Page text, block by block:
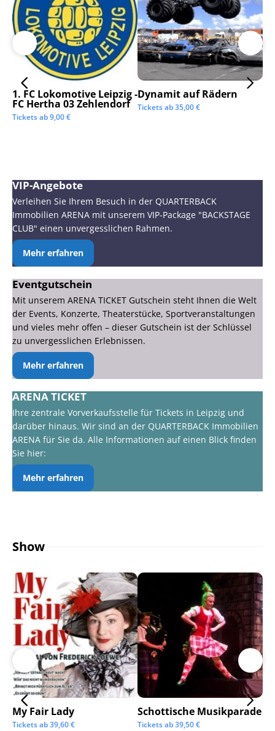
1. FC Lokomotive Leipzig -
FC Hertha 03 Zehlendorf
Tickets ab9,00€
Dynamit auf Rädern
Tickets ab35,00€
VIP-Angebote
Verleihen Sie Ihrem Besuch in der QUARTERBACK
Immobilien ARENA mit unserem VIP-Package "BACKSTAGE
CLUB" einen unvergesslichen Rahmen.
Mehr erfahren
Eventgutschein
Mit unserem ARENA TICKET Gutschein steht Ihnen die Welt
der Events, Konzerte, Theaterstücke, Sportveranstaltungen
und vieles mehr offen – dieser Gutschein ist der Schlüssel
zu unvergesslichen Erlebnissen.
Mehr erfahren
ARENA TICKET
Ihre zentrale Vorverkaufsstelle für Tickets in Leipzig und
darüber hinaus. Wir sind an der QUARTERBACK Immobilien
ARENA für Sie da. Alle Informationen auf einen Blick finden
Sie hier:
Mehr erfahren
Show
My Fair Lady
Tickets ab39,60€
Schottische Musikparade
Tickets ab39,50€